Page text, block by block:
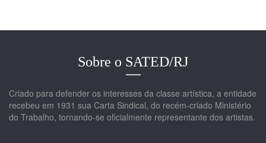
Sobre o SATED/RJ
Criado para defender os interesses da classe artística, a entidade
recebeu em 1931 sua Carta Sindical, do recém-criado Ministério
do Trabalho, tornando-se oficialmente representante dos artistas.